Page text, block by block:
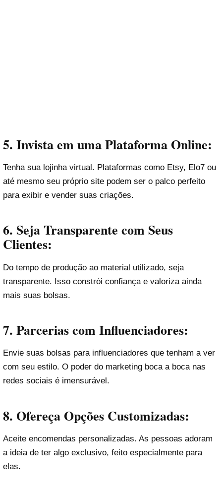
5. Invista em uma Plataforma Online:
Tenha sua lojinha virtual. Plataformas como Etsy, Elo7 ou
até mesmo seu próprio site podem ser o palco perfeito
para exibir e vender suas criações.
6. Seja Transparente com Seus
Clientes:
Do tempo de produção ao material utilizado, seja
transparente. Isso constrói confiança e valoriza ainda
mais suas bolsas.
7. Parcerias com Influenciadores:
Envie suas bolsas para influenciadores que tenham a ver
com seu estilo. O poder do marketing boca a boca nas
redes sociais é imensurável.
8. Ofereça Opções Customizadas:
Aceite encomendas personalizadas. As pessoas adoram
a ideia de ter algo exclusivo, feito especialmente para
elas.